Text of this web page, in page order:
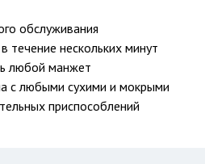
обслуживания
течение нескольких минут
любой манжет
с любыми сухими и мокрыми
приспособлений